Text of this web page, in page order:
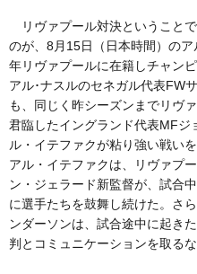
リヴァプール対決ということ
のが、8月15日（日本時間）の
年リヴァプールに在籍しチャン
アル･ナスルのセネガル代表FW
も、同じく昨シーズンまでリヴ
君臨したイングランド代表MFジ
ル・イテファクが粘り強い戦い
アル・イテファクは、リヴァプ
ン・ジェラード新監督が、試合
に選手たちを鼓舞し続けた。さ
ンダーソンは、試合途中に起き
判とコミュニケーションを取る